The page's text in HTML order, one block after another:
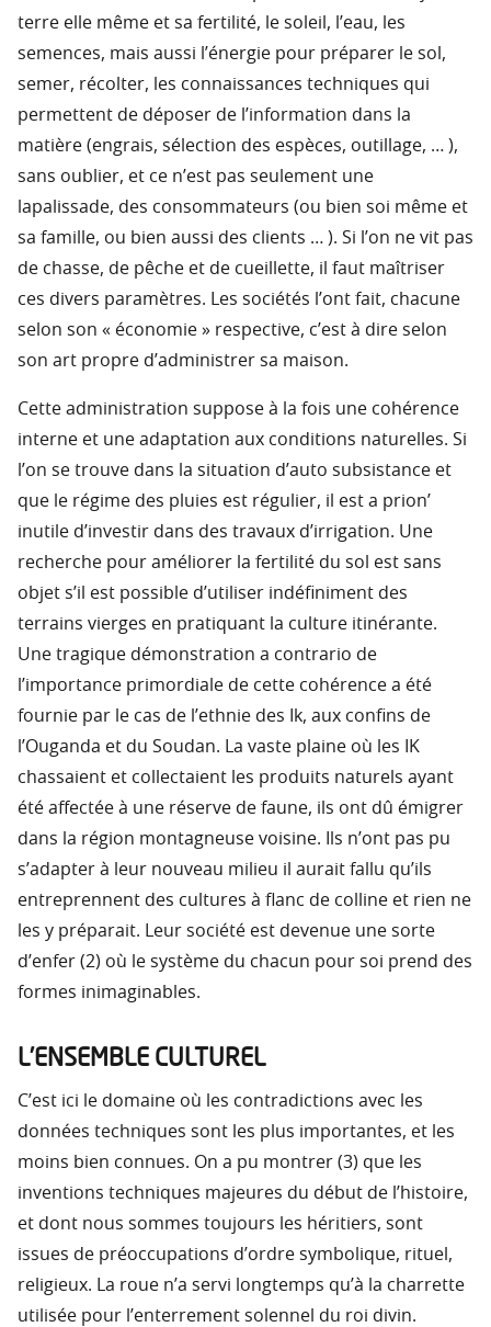
terre elle même et sa fertilité, le soleil, l’eau, les
semences, mais aussi l’énergie pour préparer le sol,
semer, récolter, les connaissances techniques qui
permettent de déposer de l’information dans la
matière (engrais, sélection des espèces, outillage, … ),
sans oublier, et ce n’est pas seulement une
lapalissade, des consommateurs (ou bien soi même et
sa famille, ou bien aussi des clients … ). Si l’on ne vit pas
de chasse, de pêche et de cueillette, il faut maîtriser
ces divers paramètres. Les sociétés l’ont fait, chacune
selon son « économie » respective, c’est à dire selon
son art propre d’administrer sa maison.
Cette administration suppose à la fois une cohérence
interne et une adaptation aux conditions naturelles. Si
l’on se trouve dans la situation d’auto subsistance et
que le régime des pluies est régulier, il est a prion’
inutile d’investir dans des travaux d’irrigation. Une
recherche pour améliorer la fertilité du sol est sans
objet s’il est possible d’utiliser indéfiniment des
terrains vierges en pratiquant la culture itinérante.
Une tragique démonstration a contrario de
l’importance primordiale de cette cohérence a été
fournie par le cas de l’ethnie des Ik, aux confins de
l’Ouganda et du Soudan. La vaste plaine où les IK
chassaient et collectaient les produits naturels ayant
été affectée à une réserve de faune, ils ont dû émigrer
dans la région montagneuse voisine. Ils n’ont pas pu
s’adapter à leur nouveau milieu il aurait fallu qu’ils
entreprennent des cultures à flanc de colline et rien ne
les y préparait. Leur société est devenue une sorte
d’enfer (2) où le système du chacun pour soi prend des
formes inimaginables.
L’ENSEMBLE CULTUREL
C’est ici le domaine où les contradictions avec les
données techniques sont les plus importantes, et les
moins bien connues. On a pu montrer (3) que les
inventions techniques majeures du début de l’histoire,
et dont nous sommes toujours les héritiers, sont
issues de préoccupations d’ordre symbolique, rituel,
religieux. La roue n’a servi longtemps qu’à la charrette
utilisée pour l’enterrement solennel du roi divin.